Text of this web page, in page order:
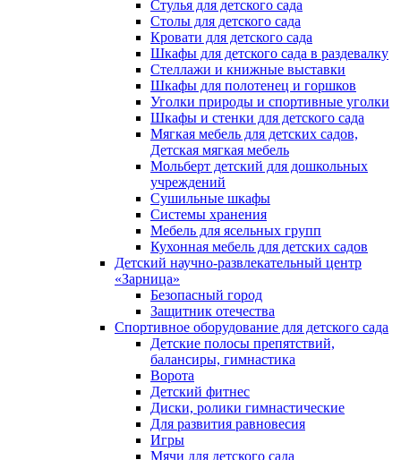
Стулья для детского сада
Столы для детского сада
Кровати для детского сада
Шкафы для детского сада в раздевалку
Стеллажи и книжные выставки
Шкафы для полотенец и горшков
Уголки природы и спортивные уголки
Шкафы и стенки для детского сада
Мягкая мебель для детских садов,
Детская мягкая мебель
Мольберт детский для дошкольных
учреждений
Сушильные шкафы
Системы хранения
Мебель для ясельных групп
Кухонная мебель для детских садов
Детский научно-развлекательный центр
«Зарница»
Безопасный город
Защитник отечества
Спортивное оборудование для детского сада
Детские полосы препятствий,
балансиры, гимнастика
Ворота
Детский фитнес
Диски, ролики гимнастические
Для развития равновесия
Игры
Мячи для детского сада